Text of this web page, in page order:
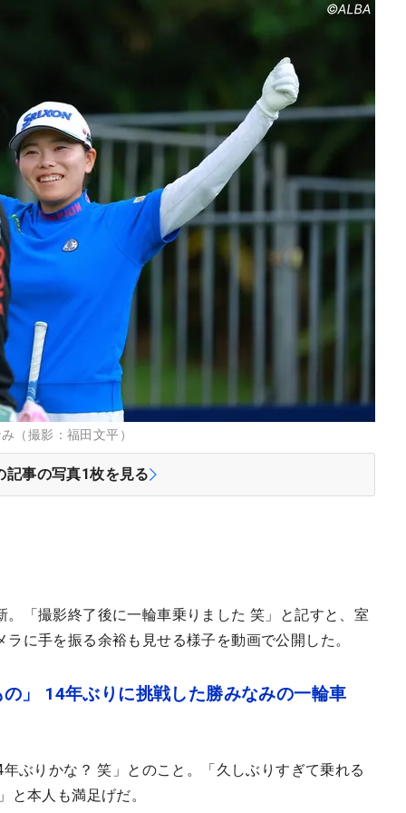
（撮影：福田文平）
記事の写真1枚を見る
「撮影終了後に一輪車乗りました 笑」と記すと、室
に手を振る余裕も見せる様子を動画で公開した。
」 14年ぶりに挑戦した勝みなみの一輪車
ぶりかな？ 笑」とのこと。「久しぶりすぎて乗れる
と本人も満足げだ。